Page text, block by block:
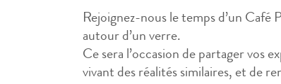
Rejoignez-nous le temps d’un Café
autour d’un verre.
Ce sera l’occasion de partager vos
vivant des réalités similaires, et de